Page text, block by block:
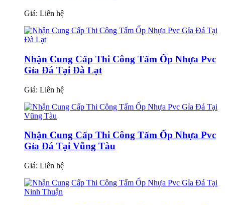
Giá: Liên hệ
Nhận Cung Cấp Thi Công Tấm Ốp Nhựa Pvc
Gỉa Đá Tại Đà Lạt
Giá: Liên hệ
Nhận Cung Cấp Thi Công Tấm Ốp Nhựa Pvc
Gỉa Đá Tại Vũng Tàu
Giá: Liên hệ